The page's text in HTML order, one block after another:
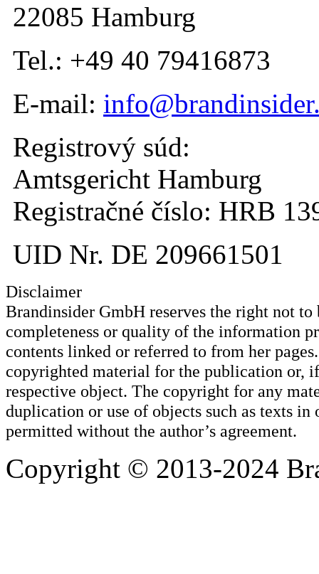
22085 Hamburg
Tel.: +49 40 79416873
E-mail:
Registrový súd:
Amtsgericht Hamburg
Registračné číslo: HRB
UID Nr. DE 209661501
Disclaimer
Brandinsider GmbH reserves the right not
completeness or quality of the information
contents linked or referred to from her
copyrighted material for the publication or,
respective object. The copyright for any
duplication or use of objects such as texts
permitted without the author’s agreement.
Copyright © 2013-2024